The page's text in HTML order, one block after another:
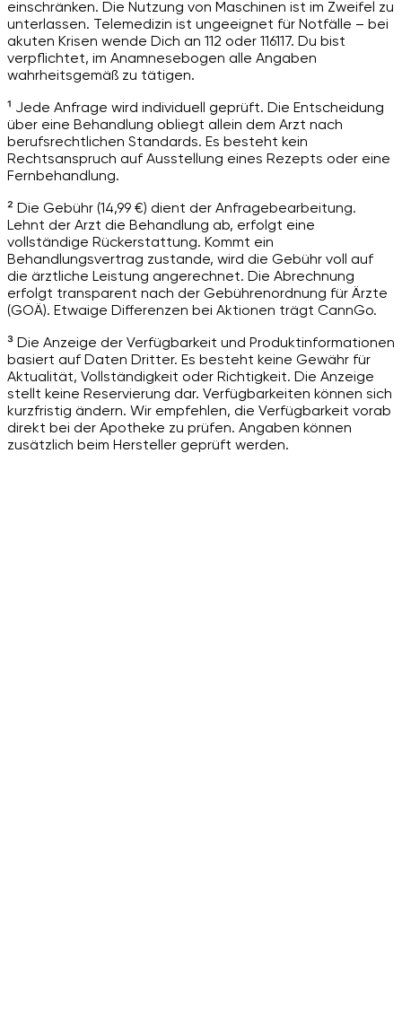
einschränken. Die Nutzung von Maschinen ist im Zweifel zu
unterlassen. Telemedizin ist ungeeignet für Notfälle – bei
akuten Krisen wende Dich an 112 oder 116117. Du bist
verpflichtet, im Anamnesebogen alle Angaben
wahrheitsgemäß zu tätigen.
¹ Jede Anfrage wird individuell geprüft. Die Entscheidung
über eine Behandlung obliegt allein dem Arzt nach
berufsrechtlichen Standards. Es besteht kein
Rechtsanspruch auf Ausstellung eines Rezepts oder eine
Fernbehandlung.
² Die Gebühr (14,99 €) dient der Anfragebearbeitung.
Lehnt der Arzt die Behandlung ab, erfolgt eine
vollständige Rückerstattung. Kommt ein
Behandlungsvertrag zustande, wird die Gebühr voll auf
die ärztliche Leistung angerechnet. Die Abrechnung
erfolgt transparent nach der Gebührenordnung für Ärzte
(GOÄ). Etwaige Differenzen bei Aktionen trägt CannGo.
³ Die Anzeige der Verfügbarkeit und Produktinformationen
basiert auf Daten Dritter. Es besteht keine Gewähr für
Aktualität, Vollständigkeit oder Richtigkeit. Die Anzeige
stellt keine Reservierung dar. Verfügbarkeiten können sich
kurzfristig ändern. Wir empfehlen, die Verfügbarkeit vorab
direkt bei der Apotheke zu prüfen. Angaben können
zusätzlich beim Hersteller geprüft werden.